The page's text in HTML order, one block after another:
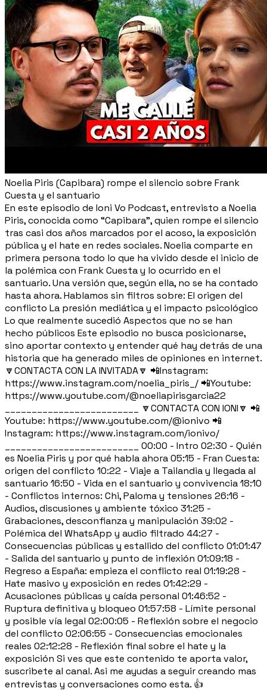
Noelia Piris (Capibara) rompe el silencio sobre Frank
Cuesta y el santuario
En este episodio de Ioni Vo Podcast, entrevisto a Noelia
Piris, conocida como “Capibara”, quien rompe el silencio
tras casi dos años marcados por el acoso, la exposición
pública y el hate en redes sociales. Noelia comparte en
primera persona todo lo que ha vivido desde el inicio de
la polémica con Frank Cuesta y lo ocurrido en el
santuario. Una versión que, según ella, no se ha contado
hasta ahora. Hablamos sin filtros sobre: El origen del
conflicto La presión mediática y el impacto psicológico
Lo que realmente sucedió Aspectos que no se han
hecho públicos Este episodio no busca posicionarse,
sino aportar contexto y entender qué hay detrás de una
historia que ha generado miles de opiniones en internet.
🔽CONTACTA CON LA INVITADA🔽 📲Instagram:
https://www.instagram.com/noelia_piris_/ 📲Youtube:
https://www.youtube.com/@noeliapirisgarcia22
_________________________ 🔽CONTACTA CON IONI🔽 📲
Youtube: https://www.youtube.com/@ionivo 📲
Instagram: https://www.instagram.com/ionivo/
_________________________ 00:00 - Intro 02:30 - Quién
es Noelia Piris y por qué habla ahora 05:15 - Fran Cuesta:
origen del conflicto 10:22 - Viaje a Tailandia y llegada al
santuario 16:50 - Vida en el santuario y convivencia 18:10
- Conflictos internos: Chi, Paloma y tensiones 26:16 -
Audios, discusiones y ambiente tóxico 31:25 -
Grabaciones, desconfianza y manipulación 39:02 -
Polémica del WhatsApp y audio filtrado 44:27 -
Consecuencias públicas y estallido del conflicto 01:01:47
- Salida del santuario y punto de inflexión 01:09:18 -
Regreso a España: empieza el conflicto real 01:19:28 -
Hate masivo y exposición en redes 01:42:29 -
Acusaciones públicas y caída personal 01:46:52 -
Ruptura definitiva y bloqueo 01:57:58 - Límite personal
y posible vía legal 02:00:05 - Reflexión sobre el negocio
del conflicto 02:06:55 - Consecuencias emocionales
reales 02:12:28 - Reflexión final sobre el hate y la
exposición Si ves que este contenido te aporta valor,
suscribete al canal. Asi me ayudas a seguir creando mas
entrevistas y conversaciones como esta. 👍